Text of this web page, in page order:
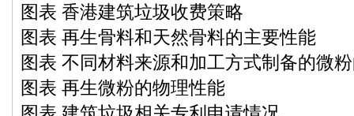
图表 香港建筑垃圾收费策略
图表 再生骨料和天然骨料的主要性能
图表 不同材料来源和加工方式制备的微
图表 再生微粉的物理性能